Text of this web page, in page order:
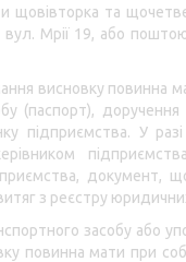
щовівторка та
Мрії 19, або
висновку повинна
(паспорт),
підприємства. У
документ,
з реєстру
засобу або
повинна мати при